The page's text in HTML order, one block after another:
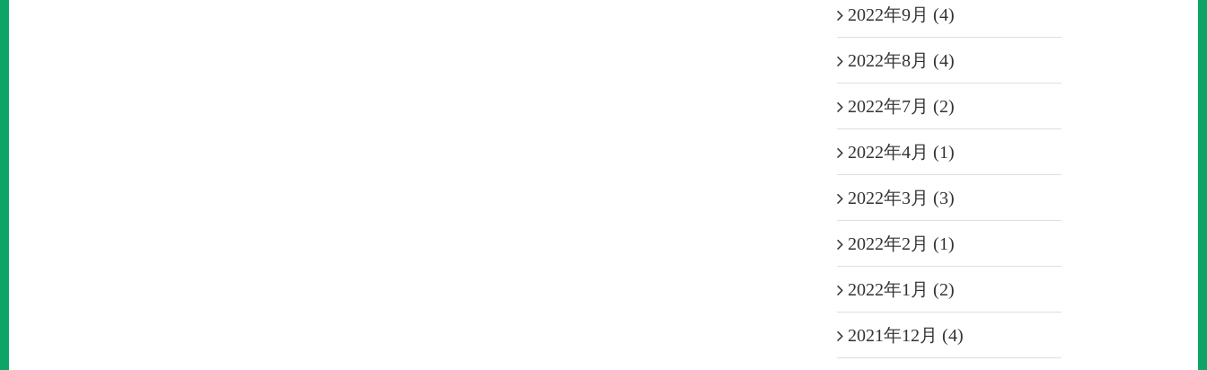
2022年9月 (4)
2022年8月 (4)
2022年7月 (2)
2022年4月 (1)
2022年3月 (3)
2022年2月 (1)
2022年1月 (2)
2021年12月 (4)